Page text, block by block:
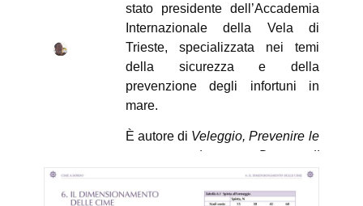
stato presidente dell’Accademia
Internazionale della Vela di
Trieste, specializzata nei temi
della sicurezza e della
prevenzione degli infortuni in
mare.
È autore di Veleggio, Prevenire le
emergenze in mare, Domare il
Come proteggere la
barca dai fulmini(Edizioni